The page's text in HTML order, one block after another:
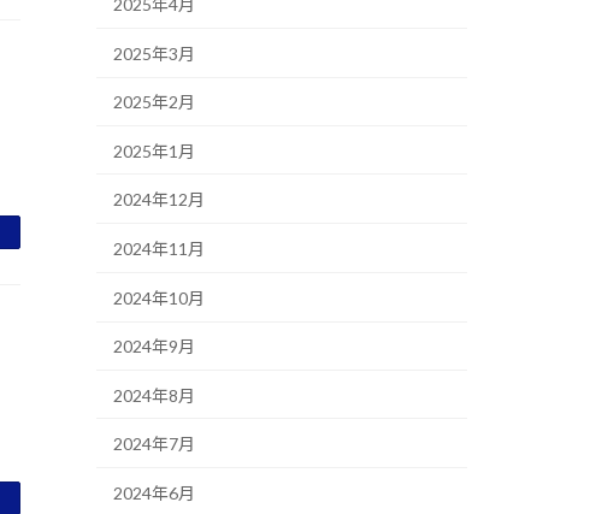
2025年3月
2025年2月
2025年1月
2024年12月
2024年11月
2024年10月
2024年9月
2024年8月
2024年7月
2024年6月